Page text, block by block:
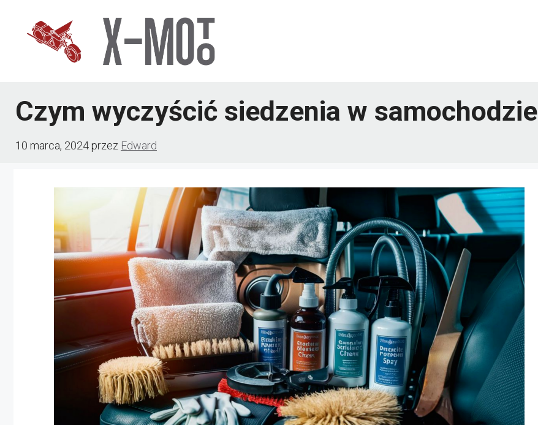
Czym wyczyścić siedzenia w samochodzie
10 marca, 2024przez Edward